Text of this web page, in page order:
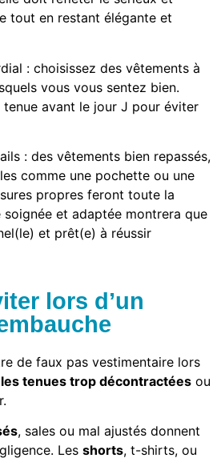
tout en restant élégante et
: choisissez des vêtements à
vous vous sentez bien.
avant le jour J pour éviter
: des vêtements bien repassés,
comme une pochette ou une
propres feront toute la
et adaptée montrera que
et prêt(e) à réussir
lors d’un
de faux pas vestimentaire lors
tenues trop décontractées ou
, sales ou mal ajustés donnent
Les shorts, t-shirts, ou